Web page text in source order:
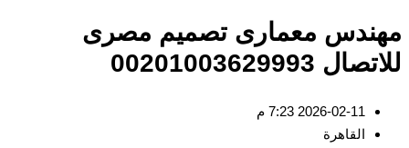
مهندس معمارى تصميم مصرى
للاتصال 00201003629993
2026-02-11 7:23 م
القاهرة